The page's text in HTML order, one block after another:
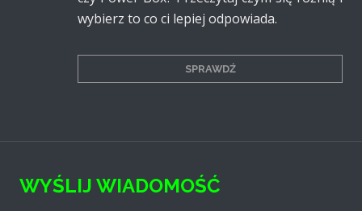
wy­bierz to co ci lepiej odpo­wiada.
SPRAWDŹ
WYŚLIJ WIADOMOŚĆ